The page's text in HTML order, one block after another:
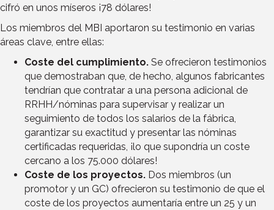
cifró en unos míseros ¡78 dólares!
Los miembros del MBI aportaron su testimonio en varias
áreas clave, entre ellas:
Coste del cumplimiento. Se ofrecieron testimonios
que demostraban que, de hecho, algunos fabricantes
tendrían que contratar a una persona adicional de
RRHH/nóminas para supervisar y realizar un
seguimiento de todos los salarios de la fábrica,
garantizar su exactitud y presentar las nóminas
certificadas requeridas, ¡lo que supondría un coste
cercano a los 75.000 dólares!
Coste de los proyectos. Dos miembros (un
promotor y un GC) ofrecieron su testimonio de que el
coste de los proyectos aumentaría entre un 25 y un